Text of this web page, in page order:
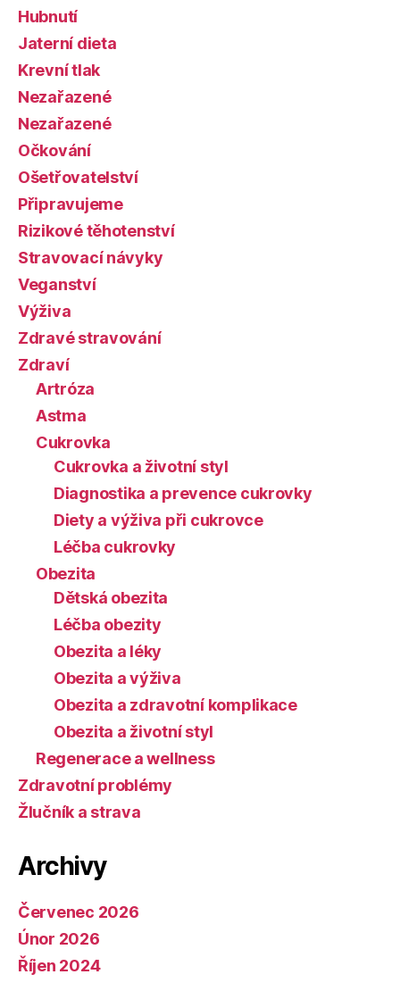
Hubnutí
Jaterní dieta
Krevní tlak
Nezařazené
Nezařazené
Očkování
Ošetřovatelství
Připravujeme
Rizikové těhotenství
Stravovací návyky
Veganství
Výživa
Zdravé stravování
Zdraví
Artróza
Astma
Cukrovka
Cukrovka a životní styl
Diagnostika a prevence cukrovky
Diety a výživa při cukrovce
Léčba cukrovky
Obezita
Dětská obezita
Léčba obezity
Obezita a léky
Obezita a výživa
Obezita a zdravotní komplikace
Obezita a životní styl
Regenerace a wellness
Zdravotní problémy
Žlučník a strava
Archivy
Červenec 2026
Únor 2026
Říjen 2024